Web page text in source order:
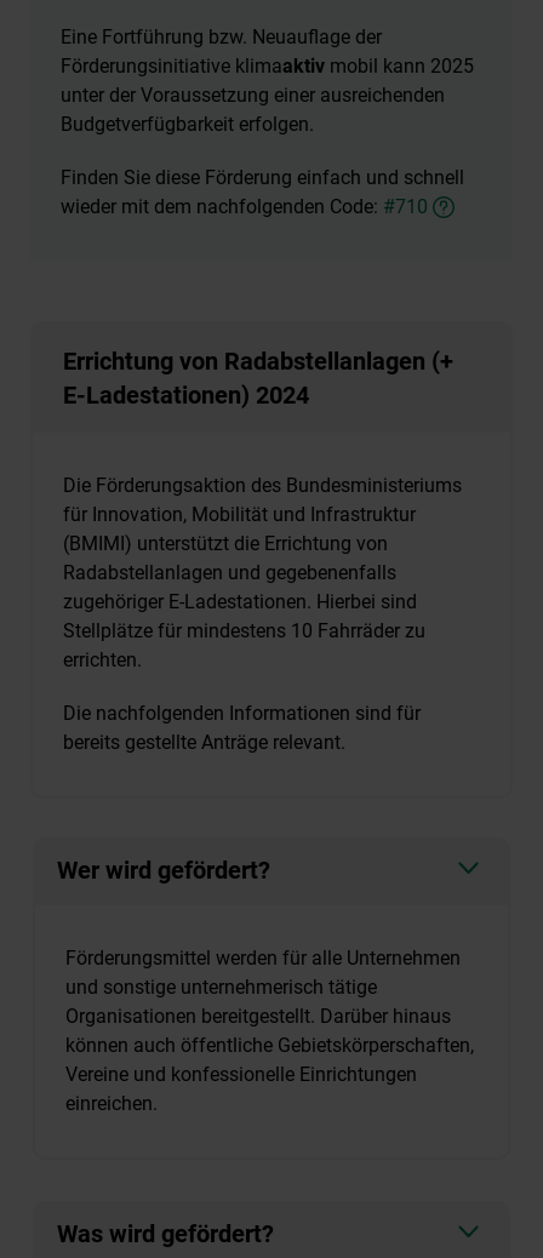
Eine Fortführung bzw. Neuauflage der
Förderungsinitiative klimaaktiv mobil kann 2025
unter der Voraussetzung einer ausreichenden
Budgetverfügbarkeit erfolgen.
Finden Sie diese Förderung einfach und schnell
wieder mit dem nachfolgenden Code: #710
Errichtung von Radabstellanlagen (+
E-Ladestationen) 2024
Die Förderungsaktion des Bundesministeriums
für Innovation, Mobilität und Infrastruktur
(BMIMI) unterstützt die Errichtung von
Radabstellanlagen und gegebenenfalls
zugehöriger E-Ladestationen. Hierbei sind
Stellplätze für mindestens 10 Fahrräder zu
errichten.
Die nachfolgenden Informationen sind für
bereits gestellte Anträge relevant.
Wer wird gefördert?
Förderungsmittel werden für alle Unternehmen
und sonstige unternehmerisch tätige
Organisationen bereitgestellt. Darüber hinaus
können auch öffentliche Gebietskörperschaften,
Vereine und konfessionelle Einrichtungen
einreichen.
Was wird gefördert?